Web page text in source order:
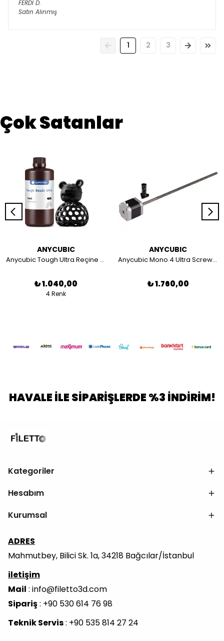
FERDİ D.
Satın Alınmış
1 2 3
Çok Satanlar
ANYCUBIC
Anycubic Tough Ultra Reçine 1 KG | SCR
₺ 1.040,00
4 Renk
ANYCUBIC
Anycubic Mono 4 Ultra Screw Motor
₺ 1.760,00
HAVALE İLE SİPARİŞLERDE %3 İNDİRİM!
Kategoriler
Hesabım
Kurumsal
ADRES
Mahmutbey, Bilici Sk. 1a, 34218 Bağcılar/İstanbul
iletişim
Mail : info@filetto3d.com
Sipariş: +90 530 614 76 98
Teknik Servis: +90 535 814 27 24